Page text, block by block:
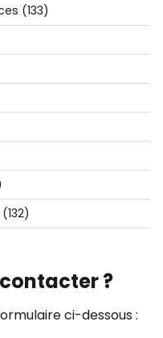
(133)
(132)
?
ci-dessous :